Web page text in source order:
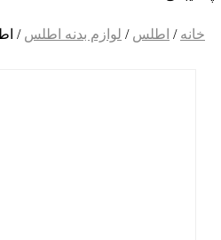
خانه / اطلس / لوازم بدنه اطلس /